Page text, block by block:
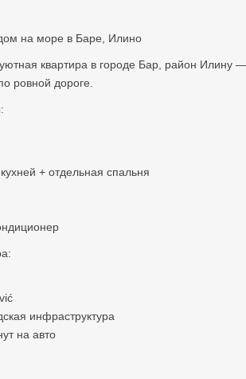
на море в Баре, Илино
квартира в городе Бар, район
ровной дороге.
+ отдельная спальня
инфраструктура
на авто